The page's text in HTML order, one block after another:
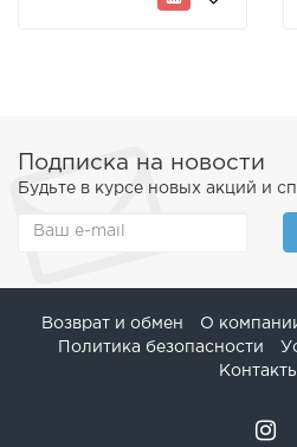
Подписка на новости
Будьте в курсе новых акций и
Возврат и обмен О
Политика безопасности